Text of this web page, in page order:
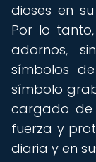
dioses en
Por lo
adornos,
símbolos
símbolo
cargado de
fuerza y
diaria y en